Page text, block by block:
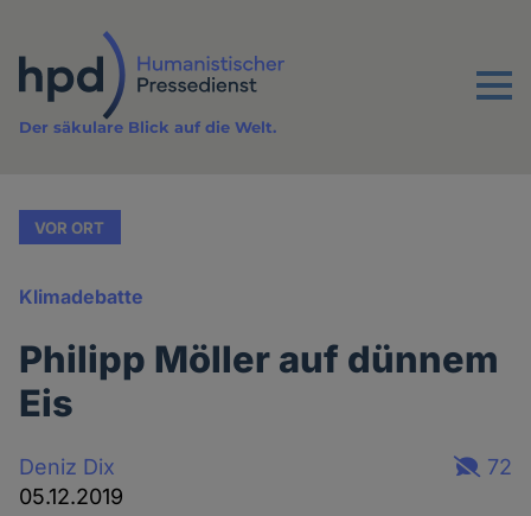
Inhalt
Menu
Der säkulare Blick auf die Welt.
VOR ORT
Klimadebatte
Philipp Möller auf dünnem
Eis
Deniz Dix
05.12.2019
72